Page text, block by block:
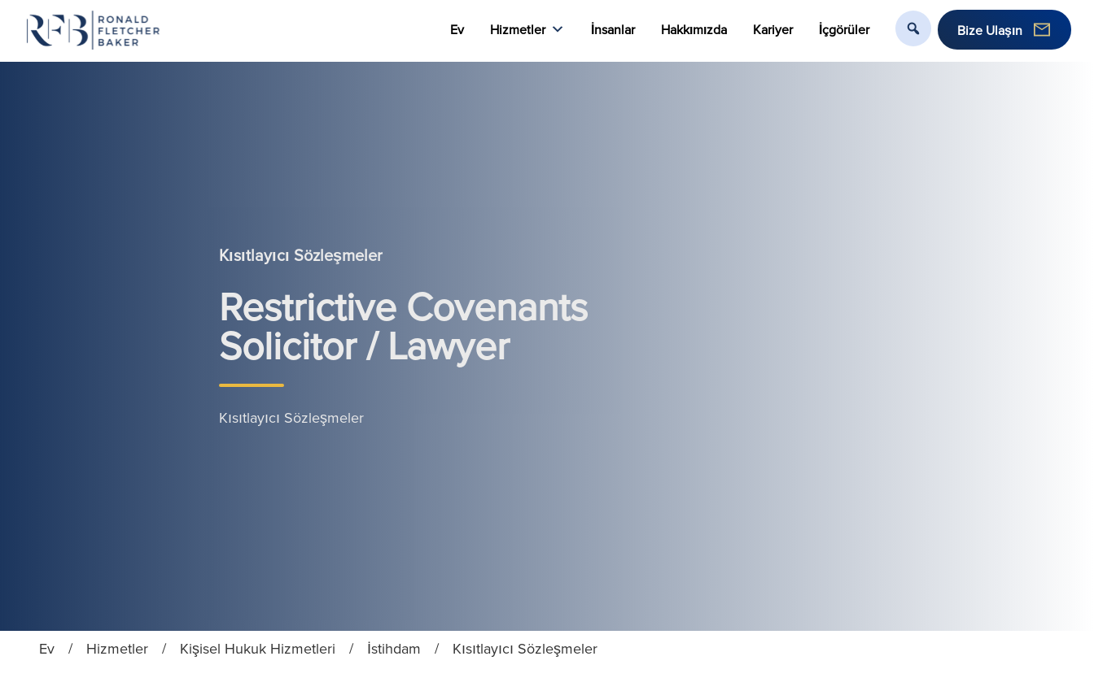
Ev Hizmetler İnsanlar Hakkımızda Kariyer İçgörüler Bize Ulaşın
Kısıtlayıcı Sözleşmeler
Restrictive Covenants
Solicitor / Lawyer
Kısıtlayıcı Sözleşmeler
Ev / Hizmetler / Kişisel Hukuk Hizmetleri / İstihdam / Kısıtlayıcı Sözleşmeler